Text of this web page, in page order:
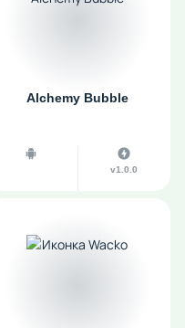
Alchemy Bubble
v1.0.0